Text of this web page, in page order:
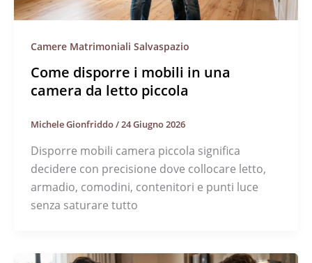
Camere Matrimoniali Salvaspazio
Come disporre i mobili in una
camera da letto piccola
Michele Gionfriddo/24 Giugno 2026
Disporre mobili camera piccola significa
decidere con precisione dove collocare letto,
armadio, comodini, contenitori e punti luce
senza saturare tutto